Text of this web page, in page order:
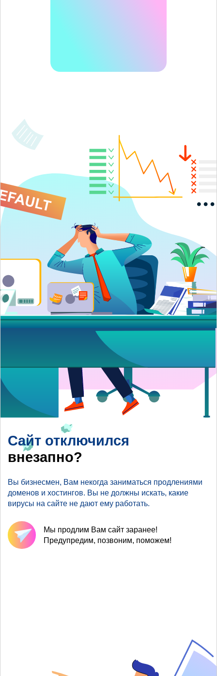
Сайт отключился
внезапно?
Вы бизнесмен, Вам некогда заниматься продлениями
доменов и хостингов. Вы не должны искать, какие
вирусы на сайте не дают ему работать.
Мы продлим Вам сайт заранее!
Предупредим, позвоним, поможем!